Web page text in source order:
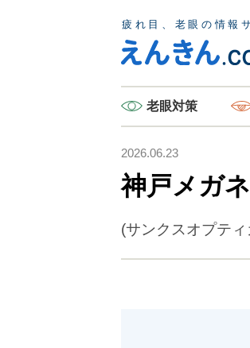
老眼対策
2026.06.23
神戸メガネ